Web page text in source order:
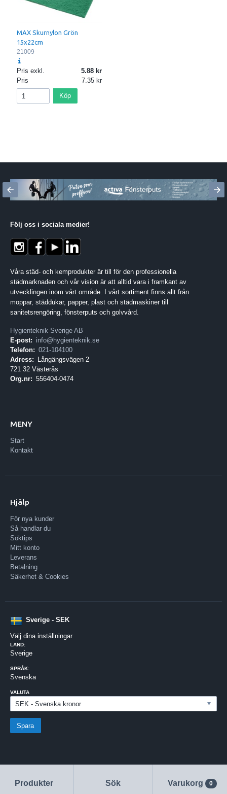
Produkter Sök Varukorg 0
MAX Skurnylon Grön
15x22cm
21009
Pris exkl.
5.88
Pris
7.35
Köp
Följ oss i sociala medier!
Våra städ- och kemprodukter är till för den professionella
städmarknaden och vår vision är att alltid vara i framkant av
utvecklingen inom vårt område. I vårt sortiment finns allt från
moppar, städdukar, papper, plast och städmaskiner till
sanitetsrengöring, fönsterputs och golvvård.
Hygienteknik Sverige AB
E-post: info@hygienteknik.se
Telefon: 021-104100
Adress:
Långängsvägen 2
721 32 Västerås
Org.nr: 556404-0474
MENY
Start
Kontakt
Hjälp
För nya kunder
Så handlar du
Söktips
Mitt konto
Leverans
Betalning
Säkerhet & Cookies
Sverige - SEK
Välj dina inställningar
LAND:
Sverige
SPRÅK:
Svenska
VALUTA